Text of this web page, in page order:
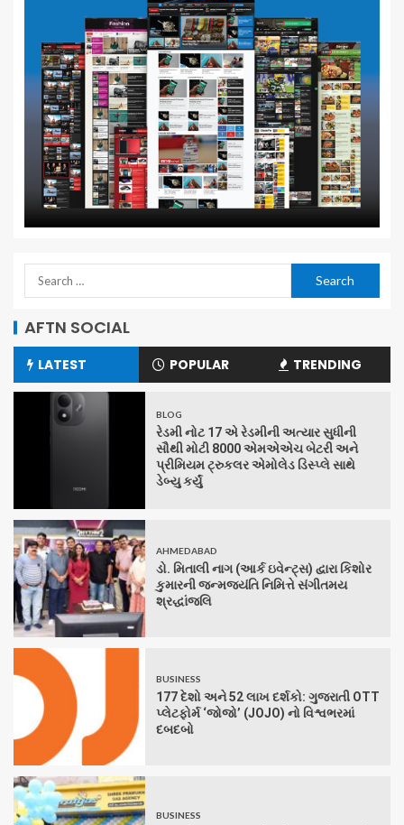
AFTN SOCIAL
LATEST POPULAR TRENDING
BLOG
રેડમી નોટ 17 એ રેડમીની અત્યાર સુધીની
સૌથી મોટી 8000 એમએએચ બેટરી અને
પ્રીમિયમ ટ્રુકલર એમોલેડ ડિસ્પ્લે સાથે
ડેબ્યુ કર્યું
AHMEDABAD
ડો. મિતાલી નાગ (આર્ક ઇવેન્ટ્સ) દ્વારા કિશોર
કુમારની જન્મજયંતિ નિમિત્તે સંગીતમય
શ્રદ્ધાંજલિ
BUSINESS
177 દેશો અને 52 લાખ દર્શકો: ગુજરાતી OTT
પ્લેટફોર્મ ‘જોજો’ (JOJO) નો વિશ્વભરમાં
દબદબો
BUSINESS